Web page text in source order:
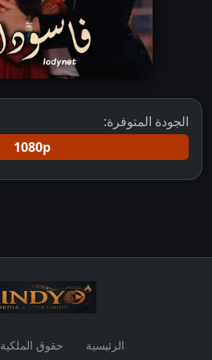
الجودة المتوفرة:
1080p
الرئيسية حقوق الملكية